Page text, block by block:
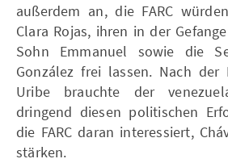
außerdem an, die FARC
Clara Rojas, ihren in der
Sohn Emmanuel sowie die
González frei lassen. Nach der
Uribe brauchte der
dringend diesen politischen
die FARC daran interessiert,
stärken.